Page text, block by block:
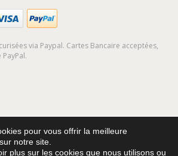
via Paypal. Cartes Bancaire acceptées,
pour vous offrir la meilleure
notre site.
plus sur les cookies que nous utilisons ou